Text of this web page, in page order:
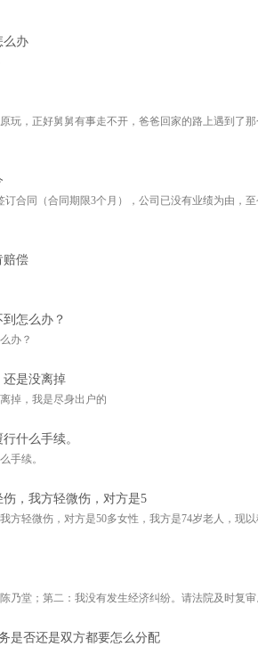
么办
玩，正好舅舅有事走不开，爸爸回家的路上遇到了
合同（合同期限3个月），公司已没有业绩为由，
赔偿
怎么办？
办？
还是没离掉
掉，我是尽身出户的
什么手续。
手续。
，我方轻微伤，对方是5
方轻微伤，对方是50多女性，我方是74岁老人，现
乃堂；第二：我没有发生经济纠纷。请法院及时复审
是否还是双方都要怎么分配